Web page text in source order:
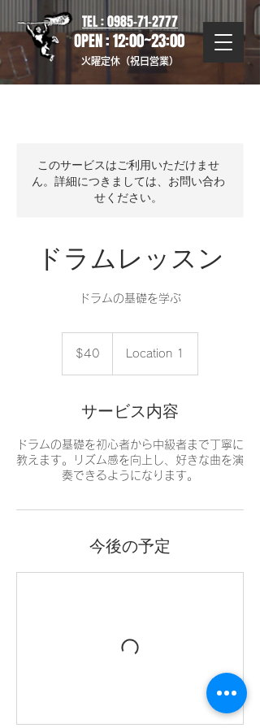
TEL : 0985-71-2777
OPEN : 12:00~23:00
火曜定休（祝日営業）
このサービスはご利用いただけませ
ん。詳細につきましては、お問い合わ
せください。
ドラムレッスン
ドラムの基礎を学ぶ
$40 Location 1
サービス内容
ドラムの基礎を初心者から中級者まで丁寧に
教えます。リズム感を向上し、好きな曲を演
奏できるようになります。
今後の予定